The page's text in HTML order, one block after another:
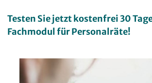
Testen Sie jetzt kostenfrei 30
Fachmodul für Personalräte!